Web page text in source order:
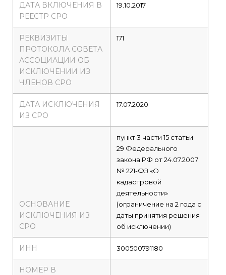
ДАТА ВКЛЮЧЕНИЯ В
РЕЕСТР СРО
19.10.2017
РЕКВИЗИТЫ
ПРОТОКОЛА СОВЕТА
АССОЦИАЦИИ ОБ
ИСКЛЮЧЕНИИ ИЗ
ЧЛЕНОВ СРО
171
ДАТА ИСКЛЮЧЕНИЯ
ИЗ СРО
17.07.2020
ОСНОВАНИЕ
ИСКЛЮЧЕНИЯ ИЗ
СРО
пункт 3 части 15 статьи
29 Федерального
закона РФ от 24.07.2007
№ 221-ФЗ «О
кадастровой
деятельности»
(ограничение на 2 года с
даты принятия решения
об исключении)
ИНН 300500791180
НОМЕР В